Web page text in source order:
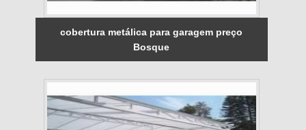
cobertura metálica para garagem preço
Bosque